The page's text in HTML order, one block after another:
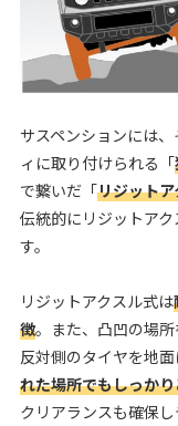
サスペンションには
ィに取り付けられる「
で繋いだ「リジット
伝統的にリジットア
す。
リジットアクスル式は
徴。また、凸凹の場所
反対側のタイヤを地
れた場所でもしっか
クリアランスも確保